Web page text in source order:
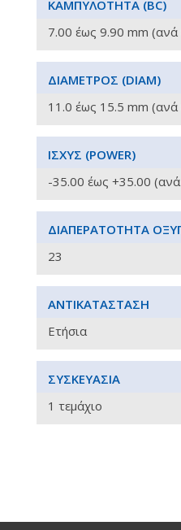
ΚΑΜΠΥΛΌΤΗΤΑ (BC)
7.00 έως 9.90 mm (ανά
ΔΙΆΜΕΤΡΟΣ (DIAM)
11.0 έως 15.5 mm (ανά
ΙΣΧΎΣ (POWER)
-35.00 έως +35.00
ΔΙΑΠΕΡΑΤΌΤΗΤΑ
23
ΑΝΤΙΚΑΤΆΣΤΑΣΗ
Ετήσια
ΣΥΣΚΕΥΑΣΊΑ
1 τεμάχιο